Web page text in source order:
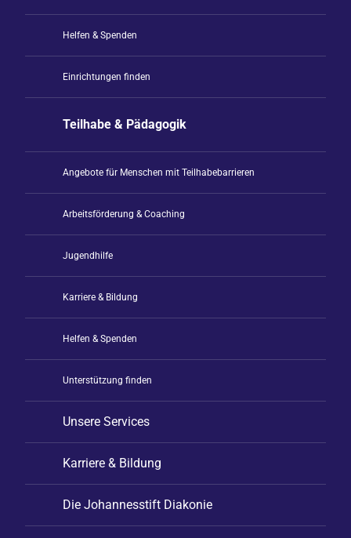
Helfen & Spenden
Einrichtungen finden
Teilhabe & Pädagogik
Angebote für Menschen mit Teilhabebarrieren
Arbeitsförderung & Coaching
Jugendhilfe
Karriere & Bildung
Helfen & Spenden
Unterstützung finden
Unsere Services
Karriere & Bildung
Die Johannesstift Diakonie